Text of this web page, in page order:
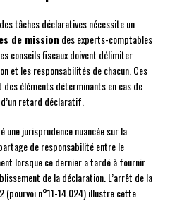
tâches déclaratives nécessite un
de mission des experts-comptables
conseils fiscaux doivent délimiter
et les responsabilités de chacun. Ces
éléments déterminants en cas de
retard déclaratif.
une jurisprudence nuancée sur la
de responsabilité entre le
lorsque ce dernier a tardé à fournir
de la déclaration. L’arrêt de la
(pourvoi n°11-14.024) illustre cette